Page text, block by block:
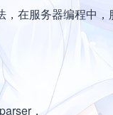
在服务器编程中
，